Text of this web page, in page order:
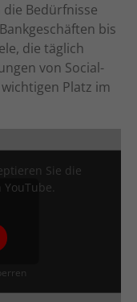
Bedürfnisse
bis
die täglich
von Social-
Platz im
Sie die